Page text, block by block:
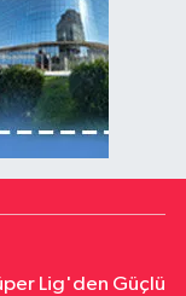
Lig'den Güçlü